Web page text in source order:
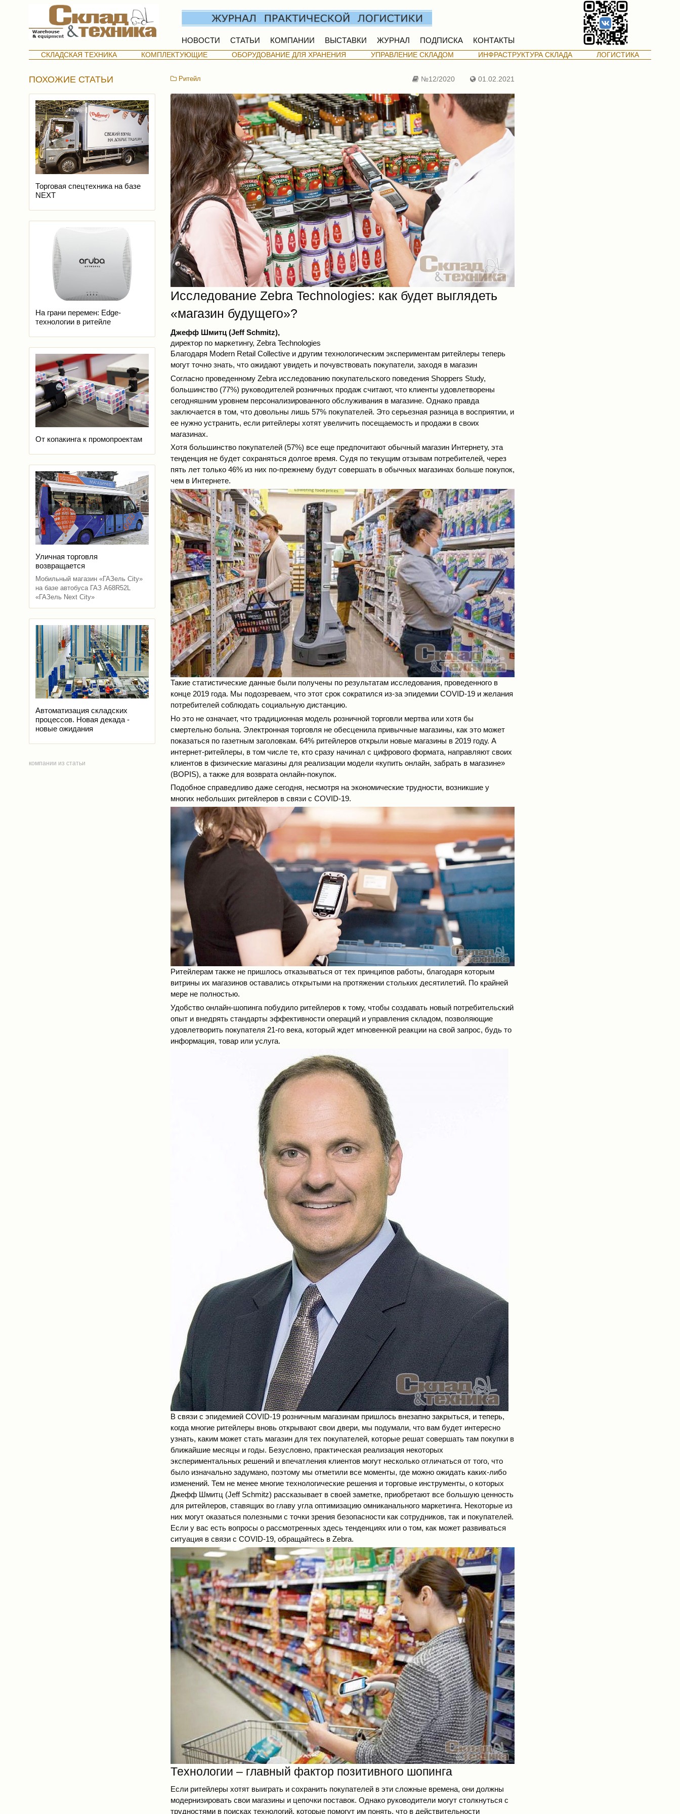
НОВОСТИ СТАТЬИ КОМПАНИИ ВЫСТАВКИ ЖУРНАЛ ПОДПИСКА КОНТАКТЫ
СКЛАДСКАЯ ТЕХНИКА КОМПЛЕКТУЮЩИЕ ОБОРУДОВАНИЕ ДЛЯ ХРАНЕНИЯ УПРАВЛЕНИЕ СКЛАДОМ ИНФРАСТРУКТУРА СКЛАДА ЛОГИСТИКА
ПОХОЖИЕ СТАТЬИ
Торговая спецтехника на базе
NEXT
На грани перемен: Edge-
технологии в ритейле
От копакинга к промопроектам
Уличная торговля
возвращается
Мобильный магазин «ГАЗель City»
на базе автобуса ГАЗ A68R52L
«ГАЗель Next City»
Автоматизация складских
процессов. Новая декада -
новые ожидания
компании из статьи
Ритейл №12/2020 01.02.2021
Исследование Zebra Technologies: как будет выглядеть
«магазин будущего»?
Джефф Шмитц (Jeff Schmitz),
директор по маркетингу, Zebra Technologies
Благодаря Modern Retail Collective и другим технологическим экспериментам ритейлеры теперь
могут точно знать, что ожидают увидеть и почувствовать покупатели, заходя в магазин
Согласно проведенному Zebra исследованию покупательского поведения Shoppers Study,
большинство (77%) руководителей розничных продаж считают, что клиенты удовлетворены
сегодняшним уровнем персонализированного обслуживания в магазине. Однако правда
заключается в том, что довольны лишь 57% покупателей. Это серьезная разница в восприятии, и
ее нужно устранить, если ритейлеры хотят увеличить посещаемость и продажи в своих
магазинах.
Хотя большинство покупателей (57%) все еще предпочитают обычный магазин Интернету, эта
тенденция не будет сохраняться долгое время. Судя по текущим отзывам потребителей, через
пять лет только 46% из них по-прежнему будут совершать в обычных магазинах больше покупок,
чем в Интернете.
Такие статистические данные были получены по результатам исследования, проведенного в
конце 2019 года. Мы подозреваем, что этот срок сократился из-за эпидемии COVID-19 и желания
потребителей соблюдать социальную дистанцию.
Но это не означает, что традиционная модель розничной торговли мертва или хотя бы
смертельно больна. Электронная торговля не обесценила привычные магазины, как это может
показаться по газетным заголовкам. 64% ритейлеров открыли новые магазины в 2019 году. А
интернет-ритейлеры, в том числе те, кто сразу начинал с цифрового формата, направляют своих
клиентов в физические магазины для реализации модели «купить онлайн, забрать в магазине»
(BOPIS), а также для возврата онлайн-покупок.
Подобное справедливо даже сегодня, несмотря на экономические трудности, возникшие у
многих небольших ритейлеров в связи с COVID-19.
Ритейлерам также не пришлось отказываться от тех принципов работы, благодаря которым
витрины их магазинов оставались открытыми на протяжении стольких десятилетий. По крайней
мере не полностью.
Удобство онлайн-шопинга побудило ритейлеров к тому, чтобы создавать новый потребительский
опыт и внедрять стандарты эффективности операций и управления складом, позволяющие
удовлетворить покупателя 21-го века, который ждет мгновенной реакции на свой запрос, будь то
информация, товар или услуга.
В связи с эпидемией COVID-19 розничным магазинам пришлось внезапно закрыться, и теперь,
когда многие ритейлеры вновь открывают свои двери, мы подумали, что вам будет интересно
узнать, каким может стать магазин для тех покупателей, которые решат совершать там покупки в
ближайшие месяцы и годы. Безусловно, практическая реализация некоторых
экспериментальных решений и впечатления клиентов могут несколько отличаться от того, что
было изначально задумано, поэтому мы отметили все моменты, где можно ожидать каких-либо
изменений. Тем не менее многие технологические решения и торговые инструменты, о которых
Джефф Шмитц (Jeff Schmitz) рассказывает в своей заметке, приобретают все большую ценность
для ритейлеров, ставящих во главу угла оптимизацию омниканального маркетинга. Некоторые из
них могут оказаться полезными с точки зрения безопасности как сотрудников, так и покупателей.
Если у вас есть вопросы о рассмотренных здесь тенденциях или о том, как может развиваться
ситуация в связи с COVID-19, обращайтесь в Zebra.
Технологии – главный фактор позитивного шопинга
Если ритейлеры хотят выиграть и сохранить покупателей в эти сложные времена, они должны
модернизировать свои магазины и цепочки поставок. Однако руководители могут столкнуться с
трудностями в поисках технологий, которые помогут им понять, что в действительности